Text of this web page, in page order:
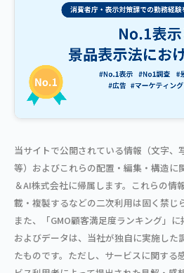
当サイトで公開されている情報（文字、
等）およびこれらの配置・編集・構造に
＆AI株式会社に帰属します。これらの情
載・複製するなどの二次利用は固く禁じ
また、「GMO顧客満足度ランキング」
およびデータは、当社が独自に実施した
たものです。ただし、サービスに関する